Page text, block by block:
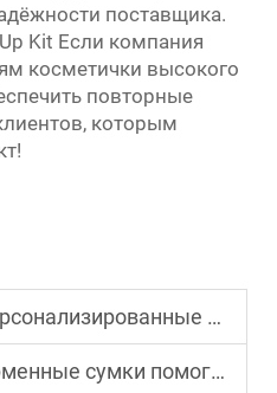
поставщика.
Kit Если компания
косметички высокого
повторные
которым
косметички повышают лояльность к бренду
помогают продвигать ваш бренд в движении